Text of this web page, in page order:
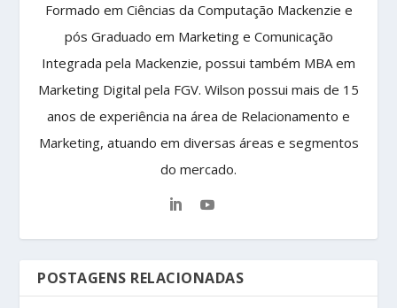
Formado em Ciências da Computação Mackenzie e
pós Graduado em Marketing e Comunicação
Integrada pela Mackenzie, possui também MBA em
Marketing Digital pela FGV. Wilson possui mais de 15
anos de experiência na área de Relacionamento e
Marketing, atuando em diversas áreas e segmentos
do mercado.
POSTAGENS RELACIONADAS